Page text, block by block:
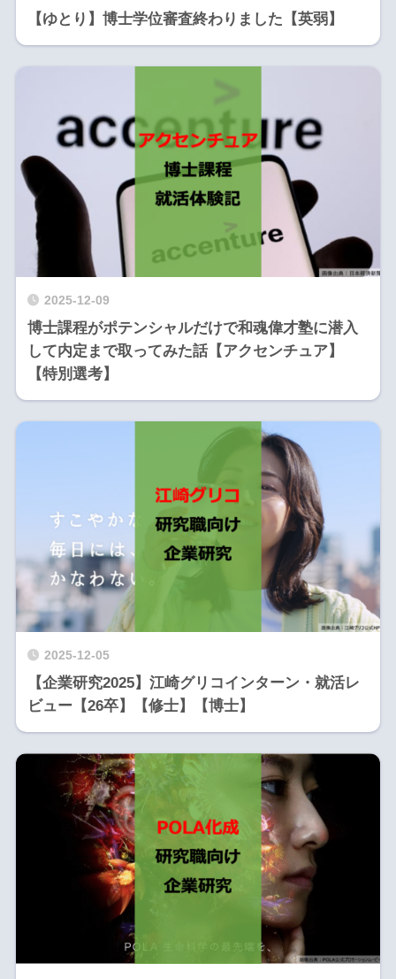
【ゆとり】博士学位審査終わりました【英弱】
2025-12-09
博士課程がポテンシャルだけで和魂偉才塾に潜入
して内定まで取ってみた話【アクセンチュア】
【特別選考】
2025-12-05
【企業研究2025】江崎グリコインターン・就活レ
ビュー【26卒】【修士】【博士】